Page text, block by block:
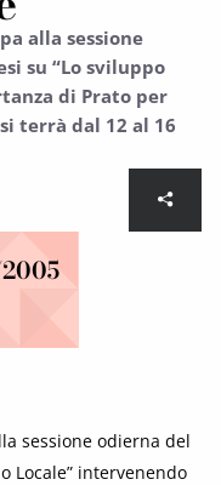
alla sessione
su “Lo sviluppo
di Prato per
terrà dal 12 al 16
sessione odierna del
Locale” intervenendo